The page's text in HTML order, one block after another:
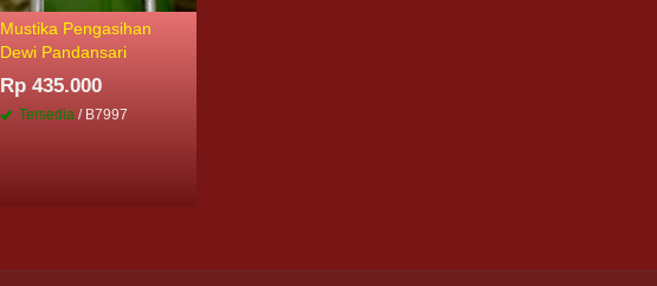
Mustika Pengasihan
Dewi Pandansari
Rp 435.000
Tersedia / B7997